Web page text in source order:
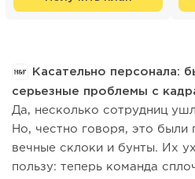
Касательно персонала:
серьезные проблемы с
Да, несколько сотрудниц
Но, честно говоря, это
вечные склоки и бунты. Их
пользу: теперь команда